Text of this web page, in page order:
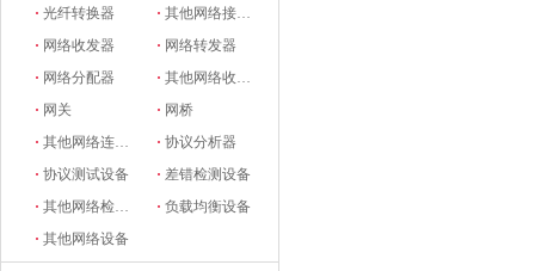
·光纤转换器 ·其他网络接口和适配器
· 网络收发器 · 网络转发器
· 网络分配器 ·其他网络收发设备
· 网关 · 网桥
·其他网络连接设备 ·协议分析器
·协议测试设备 · 差错检测设备
·其他网络检测设备 ·负载均衡设备
·其他网络设备